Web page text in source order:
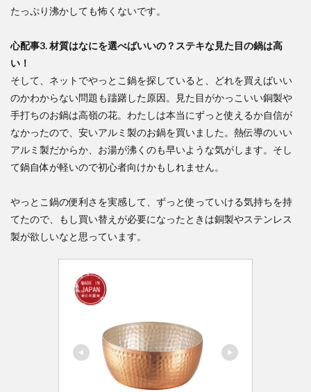
たっぷり沸かしても怖くないです。
心配事3. 材質はなにを選べばいいの？ステキな見た目の鍋は高
い！
そして、ネットでやっとこ鍋を探していると、どれを買えばいい
のかわからない問題も躊躇した原因。見た目がかっこいい銅製や
手打ちのお鍋は高嶺の花。わたしは本当にずっと使えるか自信が
なかったので、安いアルミ製のお鍋を買いました。熱伝導のいい
アルミ製だからか、お湯が沸くのも早いような気がします。そし
て鍋自体が軽いので初心者向けかもしれません。
やっとこ鍋の便利さを実感して、ずっと使っていける気持ちを持
てたので、もし買い替えが必要になったときは銅製やステンレス
製が欲しいなと思っています。